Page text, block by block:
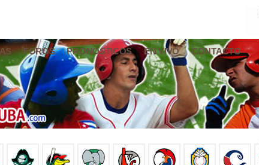
FOROS PRONÓSTICOS EN VIVO CONTACTO